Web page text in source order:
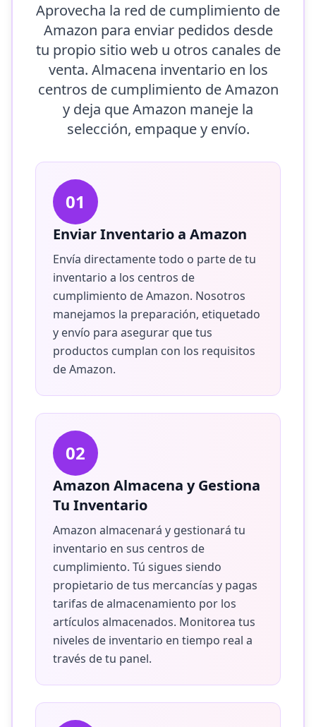
Aprovecha la red de cumplimiento de
Amazon para enviar pedidos desde
tu propio sitio web u otros canales de
venta. Almacena inventario en los
centros de cumplimiento de Amazon
y deja que Amazon maneje la
selección, empaque y envío.
01
Enviar Inventario a Amazon
Envía directamente todo o parte de tu
inventario a los centros de
cumplimiento de Amazon. Nosotros
manejamos la preparación, etiquetado
y envío para asegurar que tus
productos cumplan con los requisitos
de Amazon.
02
Amazon Almacena y Gestiona
Tu Inventario
Amazon almacenará y gestionará tu
inventario en sus centros de
cumplimiento. Tú sigues siendo
propietario de tus mercancías y pagas
tarifas de almacenamiento por los
artículos almacenados. Monitorea tus
niveles de inventario en tiempo real a
través de tu panel.